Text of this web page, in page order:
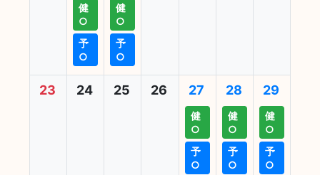
健
○
予
○
健
○
予
○
23 24 25 26 27
健
○
予
○
28
健
○
予
○
29
健
○
予
○